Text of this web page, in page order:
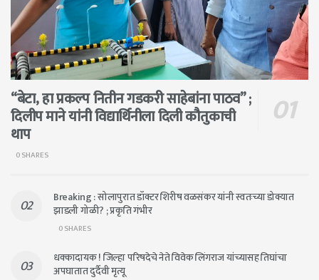
“बेटा, हा प्रकल्प नितीन गडकरी साहेबांना पाठव” ;
दिलीप माने यांनी विद्यार्थिनीला दिली कौतुकाची
थाप
0 SHARES
Breaking : सोलापुरात डॉक्टर शिरीष वळसंकर यांनी स्वतःच्या डोक्यात
झाडली गोळी? ; प्रकृति गंभीर
0 SHARES
धक्कादायक ! जिल्हा परिषदेचे नेते विवेक लिंगराज यांच्यासह तिघांचा
अपघातात दुर्दैवी मृत्यू